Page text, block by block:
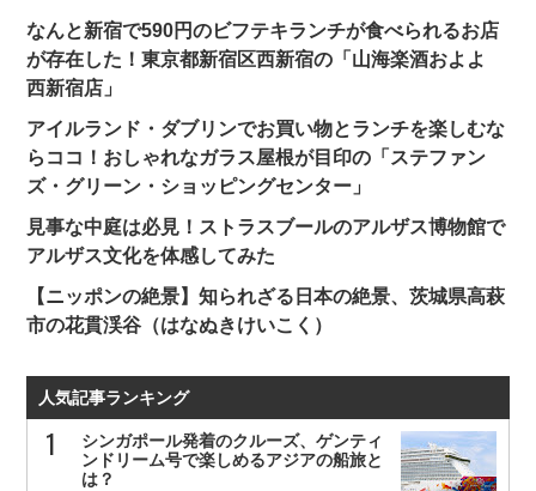
なんと新宿で590円のビフテキランチが食べられるお店
が存在した！東京都新宿区西新宿の「山海楽酒およよ
西新宿店」
アイルランド・ダブリンでお買い物とランチを楽しむな
らココ！おしゃれなガラス屋根が目印の「ステファン
ズ・グリーン・ショッピングセンター」
見事な中庭は必見！ストラスブールのアルザス博物館で
アルザス文化を体感してみた
【ニッポンの絶景】知られざる日本の絶景、茨城県高萩
市の花貫渓谷（はなぬきけいこく）
人気記事ランキング
シンガポール発着のクルーズ、ゲンティ
ンドリーム号で楽しめるアジアの船旅と
は？